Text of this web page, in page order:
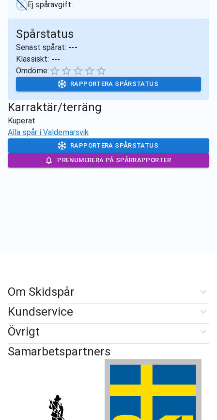
Ej spåravgift
Spårstatus
Senast spårat: ---
Klassiskt: ---
Omdöme:
RAPPORTERA SPÅRSTATUS
Karraktär/terräng
Kuperat
Alla spår i Valdemarsvik
RAPPORTERA SPÅRSTATUS
PRENUMERERA PÅ SPÅRRAPPORTER
Om Skidspår
Kundservice
Övrigt
Samarbetspartners